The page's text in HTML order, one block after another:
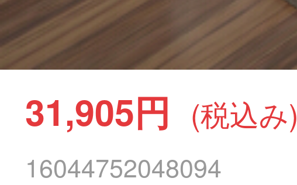
31,905円 (税込み)
16044752048094